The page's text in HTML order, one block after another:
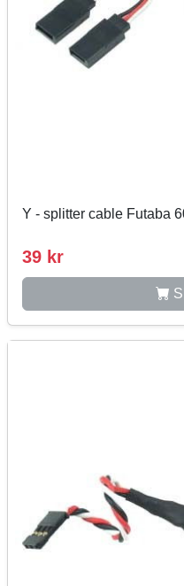
Y - splitter cable Futaba
39 kr